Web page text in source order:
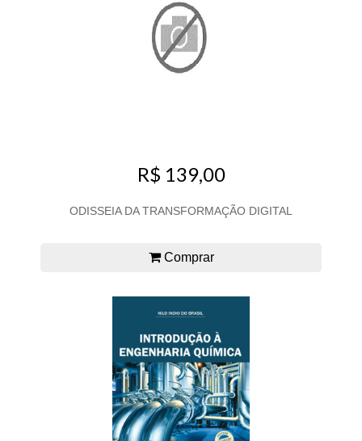
R$ 139,00
ODISSEIA DA TRANSFORMAÇÃO DIGITAL
Comprar